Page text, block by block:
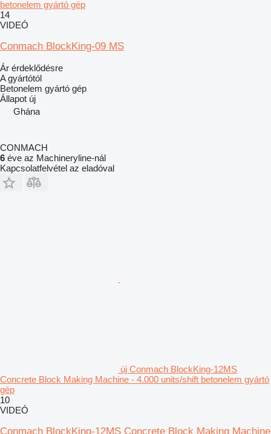
betonelem gyártó gép
14
VIDEÓ
Conmach BlockKing-09 MS
Ár érdeklődésre
A gyártótól
Betonelem gyártó gép
Állapot új
Ghána
CONMACH
6 éve az Machineryline-nál
Kapcsolatfelvétel az eladóval
új Conmach BlockKing-12MS
Concrete Block Making Machine - 4.000 units/shift betonelem gyártó
gép
10
VIDEÓ
Conmach BlockKing-12MS Concrete Block Making Machine